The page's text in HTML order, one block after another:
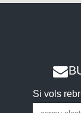
Si vols